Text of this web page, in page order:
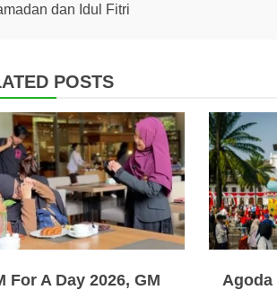
dan Idul Fitri
POSTS
For A Day 2026, GM
Agoda